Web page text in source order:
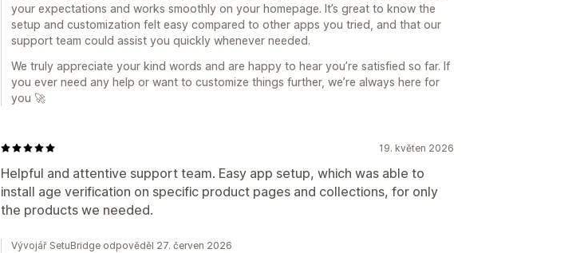
your expectations and works smoothly on your homepage. It’s great to know the
setup and customization felt easy compared to other apps you tried, and that our
support team could assist you quickly whenever needed.
We truly appreciate your kind words and are happy to hear you’re satisfied so far. If
you ever need any help or want to customize things further, we’re always here for
you 🚀
19. květen 2026
Helpful and attentive support team. Easy app setup, which was able to
install age verification on specific product pages and collections, for only
the products we needed.
Vývojář SetuBridge odpověděl 27. červen 2026